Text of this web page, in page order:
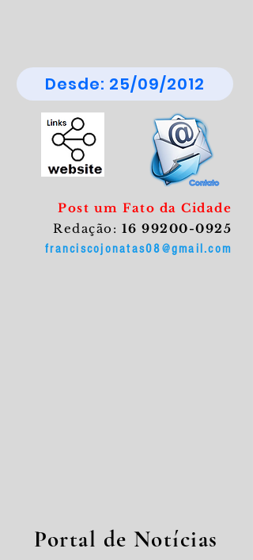
Desde: 25/09/2012
Post um Fato da Cidade
Redação: 16 99200-0925
franciscojonatas08@gmail.com
Portal de Notícias